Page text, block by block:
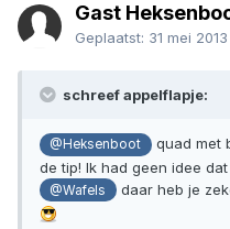
Gast
Geplaatst: 31 mei 2013
schreef appelflapje:
@Heksenboot
quad met
de tip! Ik had geen idee
@Wafels daar heb je